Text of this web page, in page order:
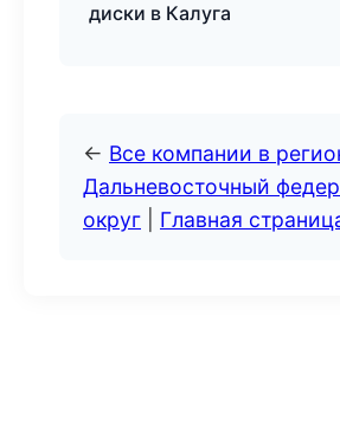
диски в Калуга
← Все компании в
Дальневосточный
округ
Главная